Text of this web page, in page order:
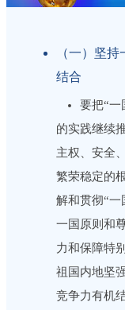
（一）坚
结合
要把“一
的实践继续
主权、安全
繁荣稳定的
解和贯彻“一
一国原则和
力和保障特
祖国内地坚
竞争力有机